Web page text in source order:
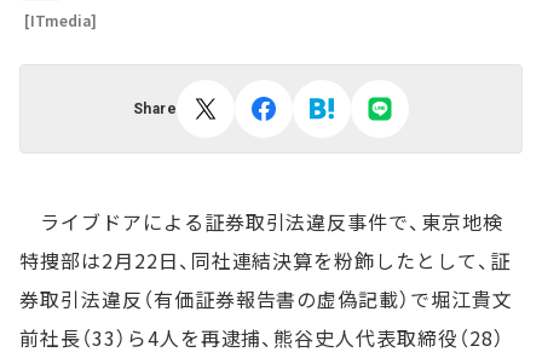
[ITmedia]
Share
ライブドアによる証券取引法違反事件で、東京地検
特捜部は2月22日、同社連結決算を粉飾したとして、証
券取引法違反（有価証券報告書の虚偽記載）で堀江貴文
前社長（33）ら4人を再逮捕、熊谷史人代表取締役（28）